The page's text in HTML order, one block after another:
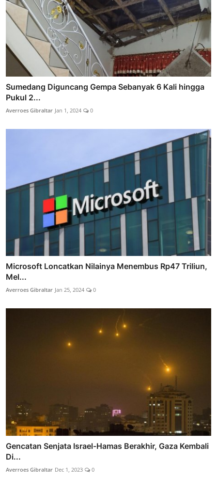
Sumedang Diguncang Gempa Sebanyak 6 Kali hingga
Pukul 2...
Averroes Gibraltar Jan 1, 2024 0
Microsoft Loncatkan Nilainya Menembus Rp47 Triliun,
Mel...
Averroes Gibraltar Jan 25, 2024 0
Gencatan Senjata Israel-Hamas Berakhir, Gaza Kembali
Di...
Averroes Gibraltar Dec 1, 2023 0